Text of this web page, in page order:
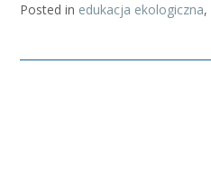
Posted in edukacja ekologiczna,